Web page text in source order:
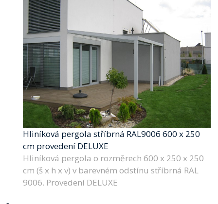
Hliníková pergola stříbrná RAL9006 600 x 250
cm provedení DELUXE
Hliníková pergola o rozměrech 600 x 250 x 250
cm (š x h x v) v barevném odstínu stříbrná RAL
9006. Provedení DELUXE